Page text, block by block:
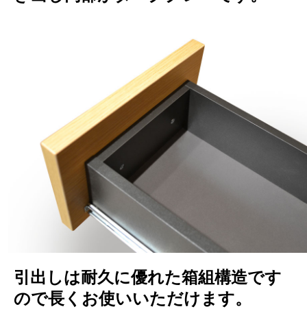
引出しは耐久に優れた箱組構造です
ので長くお使いいただけます。